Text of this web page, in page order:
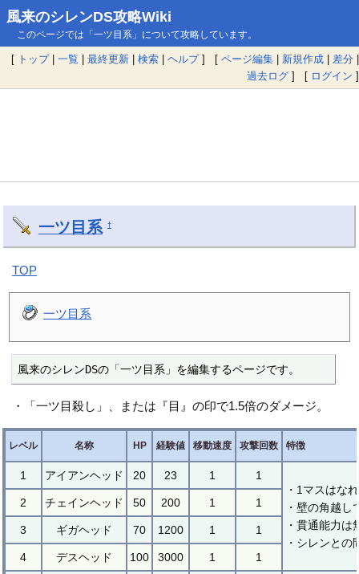
風来のシレンDS攻略Wiki
このページでは「一ツ目系」について攻略しています。
[ トップ| 一覧 | 最終更新 | 検索 | ヘルプ] [ ページ編集 | 新規作成 | 差分 |
過去ログ ] [ ログイン ]
一ツ目系 †
TOP
一ツ目系
風来のシレンDSの「一ツ目系」を編集するページです。
・「一ツ目殺し」、または『目』の印で1.5倍のダメージ。
レベル 名称 HP 経験値 移動速度 攻撃回数 特徴
1 アイアンヘッド 20 23 1
1
・1マスはな
・壁の角越し
・貫通能力は
・シレンとの
2 チェインヘッド 50 200 1 1
3 ギガヘッド 70 1200 1 1
4 デスヘッド 100 3000 1 1